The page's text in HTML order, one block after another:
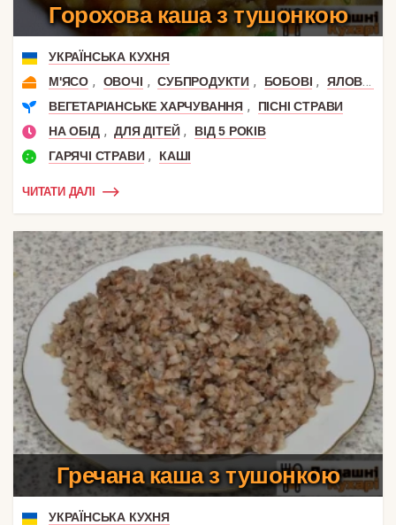
Горохова каша з тушонкою
УКРАЇНСЬКА КУХНЯ
М'ЯСО , ОВОЧІ , СУБПРОДУКТИ , БОБОВІ ,
ЯЛОВИЧИНА
ВЕГЕТАРІАНСЬКЕ ХАРЧУВАННЯ ,
ПІСНІ СТРАВИ
НА ОБІД , ДЛЯ ДІТЕЙ ,
ВІД 5 РОКІВ
ГАРЯЧІ СТРАВИ , КАШІ
ЧИТАТИ ДАЛІ
Гречана каша з тушонкою
УКРАЇНСЬКА КУХНЯ